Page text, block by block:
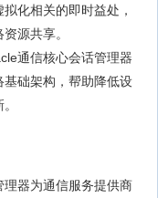
化相关的即时益处，
源共享。
通信核心会话管理器
础架构，帮助降低设
器为通信服务提供商